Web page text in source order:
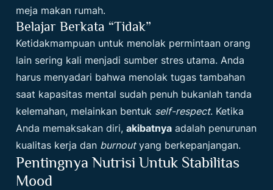
meja makan rumah.
Belajar Berkata “Tidak”
Ketidakmampuan untuk menolak permintaan orang
lain sering kali menjadi sumber stres utama. Anda
harus menyadari bahwa menolak tugas tambahan
saat kapasitas mental sudah penuh bukanlah tanda
kelemahan, melainkan bentuk self-respect. Ketika
Anda memaksakan diri,akibatnya adalah penurunan
kualitas kerja dan burnoutyang berkepanjangan.
Pentingnya Nutrisi Untuk Stabilitas
Mood